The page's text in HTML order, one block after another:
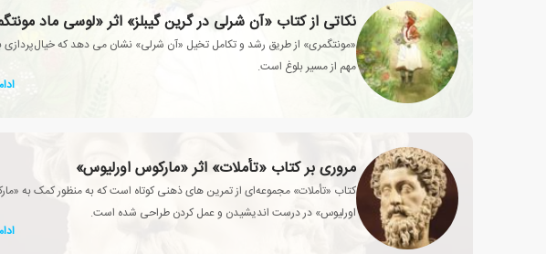
نکاتی از کتاب «آن شرلی در گرین گیبلز» اثر «لوسی ماد
«مونتگمری» از طریق رشد و تکامل تخیل «آن شرلی» نشان می دهد که
مهم از مسیر بلوغ است.
مروری بر کتاب «تأملات» اثر «مارکوس اورلیوس»
کتاب «تأملات» مجموعه‌ای از تمرین های ذهنی کوتاه است که به منظور کمک به
اورلیوس» در درست اندیشیدن و عمل کردن طراحی شده است.